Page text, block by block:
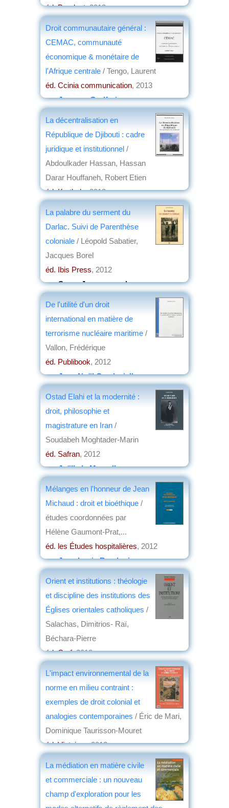
éd. Bruylant, 2013
Droit communautaire général :
CEMAC, communauté
économique & monétaire de
l'Afrique centrale / Tengo, Laurent
éd. Ccinia communication, 2013
parJacques Godfrain
La décentralisation en
République de Djibouti : cadre
juridique et institutionnel /
Abdoulkader Hassan, Hassan
Darar Houffaneh, Robert Etien
éd. Karthala, 2013
La palabre du serment du
Darlac. Suivi de Parenthèse
coloniale / Léopold Sabatier,
Jacques Borel
éd. Ibis Press, 2012
parSerge Jacquemond
De l'utilité d'un droit
international en matière de
terrorisme nucléaire maritime /
Vallon, Frédérique
éd. Publibook, 2012
parJean-Noël Capdevielle
Ostad Elahi et la modernité :
droit, philosophie et
magistrature en Iran /
Soudabeh Moghtader-Marin
éd. Safran, 2012
parJoëlle le Morzellec
Mélanges en l'honneur de Jean
Michaud : droit et bioéthique /
études coordonnées par
Hélène Gaumont-Prat,...
éd. les Études hospitalières, 2012
parJean-Louis Baudouin
Orient et institutions : théologie
et discipline des institutions des
Églises orientales catholiques /
Salachas, Dimitrios- Raï,
Béchara-Pierre
éd. Cerf, 2012
L'impact environnemental de la
norme en milieu contraint :
exemples de droit colonial et
analogies contemporaines / Éric de Mari,
Dominique Taurisson-Mouret
éd. Victoires, 2012
La médiation en matière civile
et commerciale : un nouveau
champ d'exploration pour les